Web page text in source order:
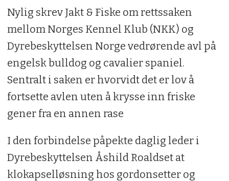
Nylig skrev Jakt & Fiske om rettssaken
mellom Norges Kennel Klub (NKK) og
Dyrebeskyttelsen Norge vedrørende avl på
engelsk bulldog og cavalier spaniel.
Sentralt i saken er hvorvidt det er lov å
fortsette avlen uten å krysse inn friske
gener fra en annen rase
I den forbindelse påpekte daglig leder i
Dyrebeskyttelsen Åshild Roaldset at
klokapselløsning hos gordonsetter og